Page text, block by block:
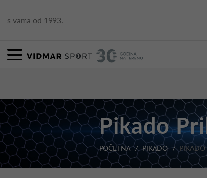
s vama od 1993.
Pikado
POČETNA PIKADO PIKADO